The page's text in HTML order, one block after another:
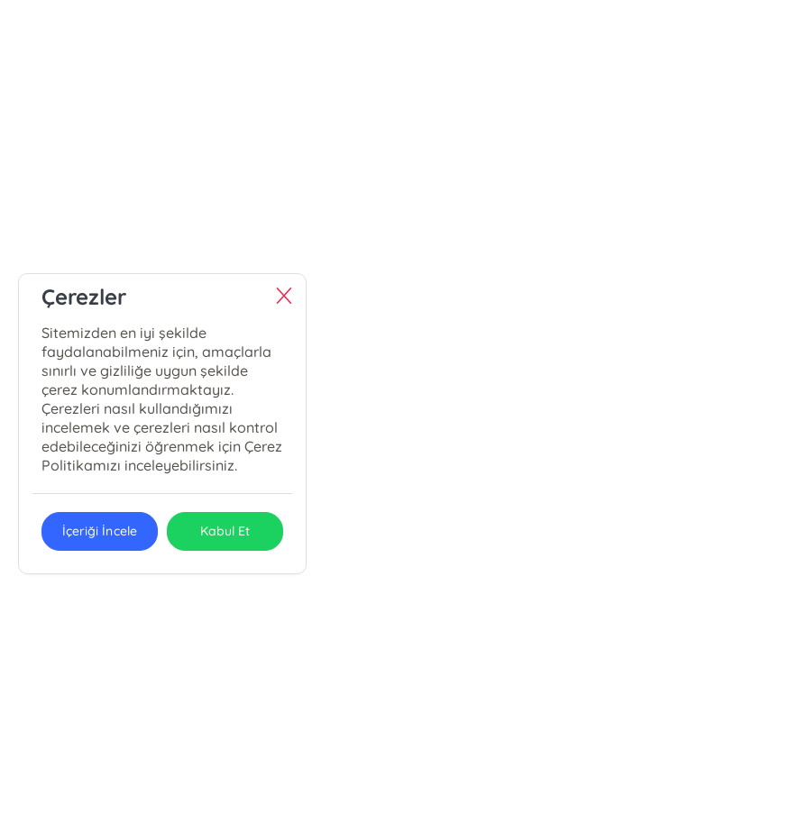
Çerezler
Sitemizden en iyi şekilde
faydalanabilmeniz için, amaçlarla
sınırlı ve gizliliğe uygun şekilde
çerez konumlandırmaktayız.
Çerezleri nasıl kullandığımızı
incelemek ve çerezleri nasıl kontrol
edebileceğinizi öğrenmek için Çerez
Politikamızı inceleyebilirsiniz.
İçeriği İncele Kabul Et